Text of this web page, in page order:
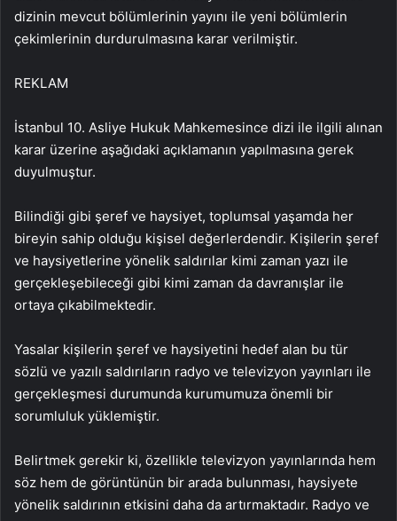
dizinin mevcut bölümlerinin yayını ile yeni bölümlerin
çekimlerinin durdurulmasına karar verilmiştir.
REKLAM
İstanbul 10. Asliye Hukuk Mahkemesince dizi ile ilgili alınan
karar üzerine aşağıdaki açıklamanın yapılmasına gerek
duyulmuştur.
Bilindiği gibi şeref ve haysiyet, toplumsal yaşamda her
bireyin sahip olduğu kişisel değerlerdendir. Kişilerin şeref
ve haysiyetlerine yönelik saldırılar kimi zaman yazı ile
gerçekleşebileceği gibi kimi zaman da davranışlar ile
ortaya çıkabilmektedir.
Yasalar kişilerin şeref ve haysiyetini hedef alan bu tür
sözlü ve yazılı saldırıların radyo ve televizyon yayınları ile
gerçekleşmesi durumunda kurumumuza önemli bir
sorumluluk yüklemiştir.
Belirtmek gerekir ki, özellikle televizyon yayınlarında hem
söz hem de görüntünün bir arada bulunması, haysiyete
yönelik saldırının etkisini daha da artırmaktadır. Radyo ve